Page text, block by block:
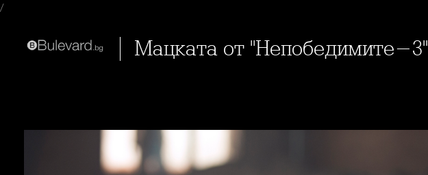
/
Мацката от "Непобедимите-3"